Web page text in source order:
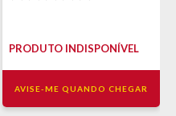
PRODUTO INDISPONÍVEL
AVISE-ME QUANDO CHEGAR